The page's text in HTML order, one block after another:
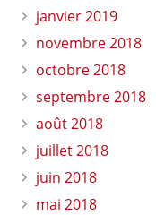
janvier 2019
novembre 2018
octobre 2018
septembre 2018
août 2018
juillet 2018
juin 2018
mai 2018